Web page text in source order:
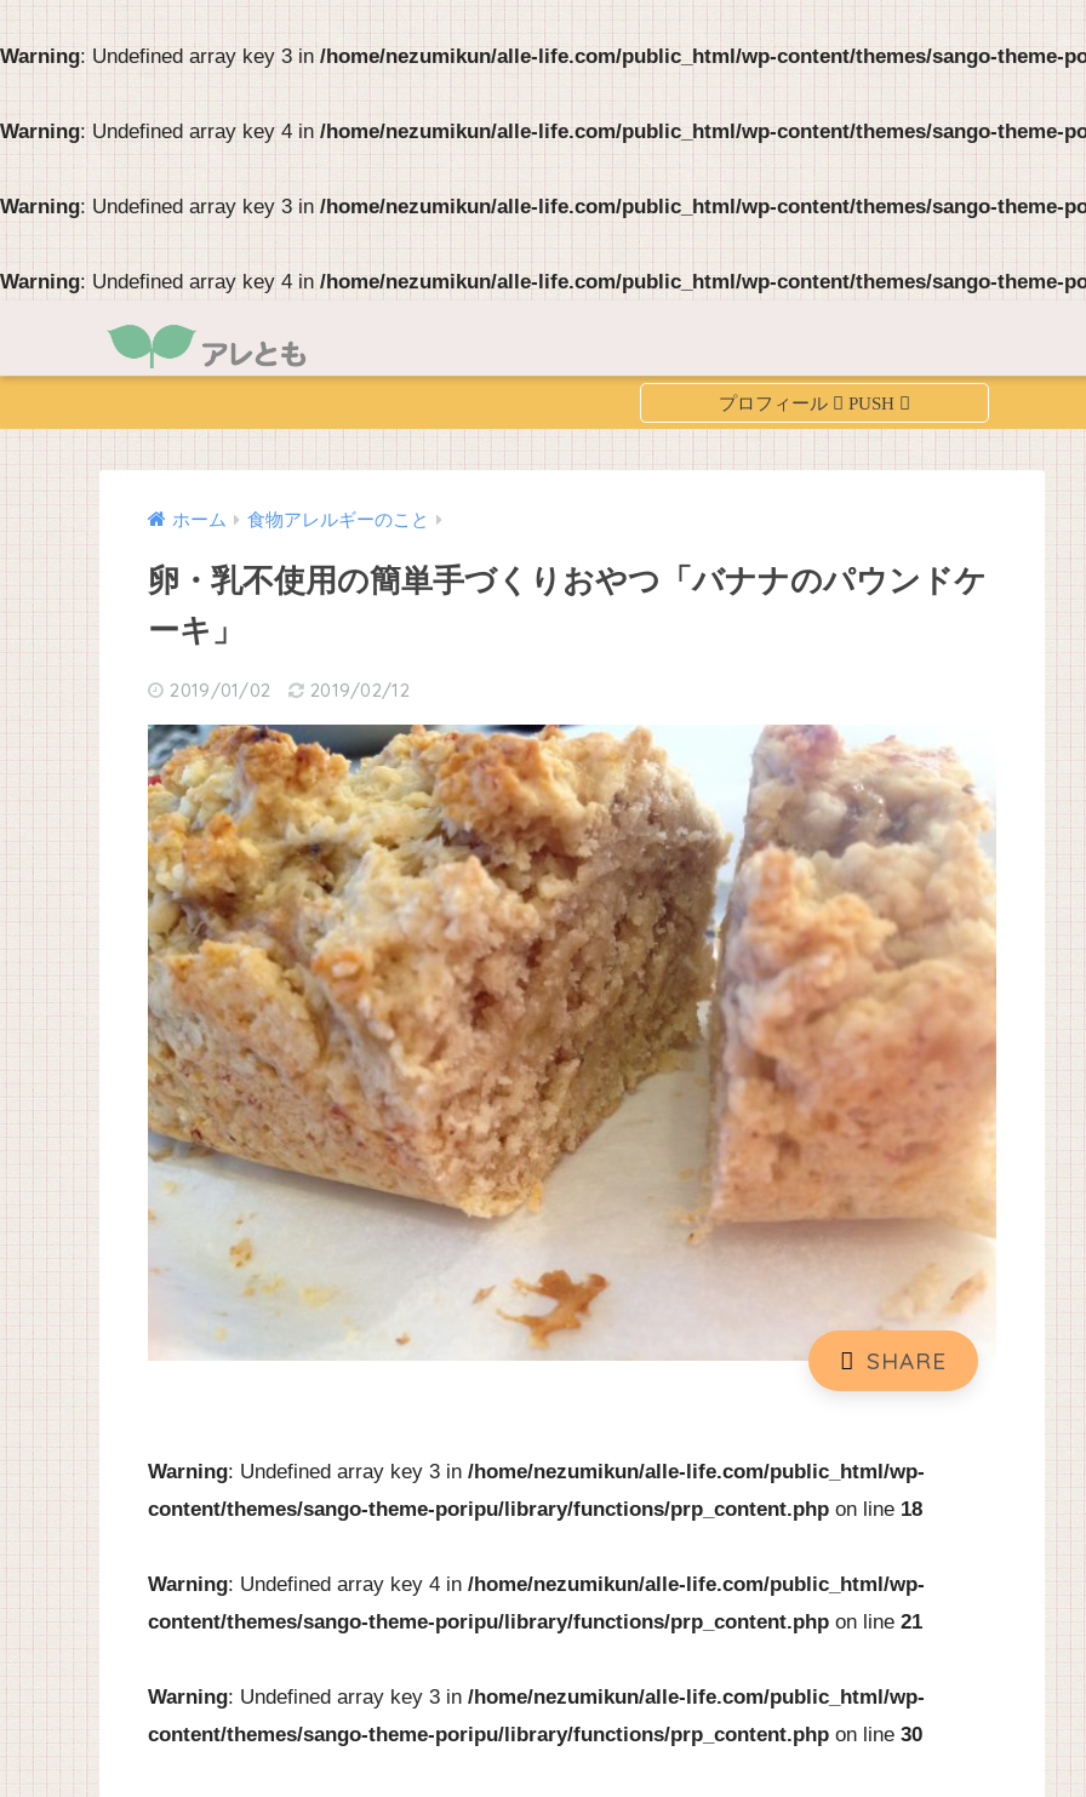
Warning: Undefined array key 3 in /home/nezumikun/alle-life.com/public_html/wp-content/themes/sango-theme-
Warning: Undefined array key 4 in /home/nezumikun/alle-life.com/public_html/wp-content/themes/sango-theme-
Warning: Undefined array key 3 in /home/nezumikun/alle-life.com/public_html/wp-content/themes/sango-theme-
Warning: Undefined array key 4 in /home/nezumikun/alle-life.com/public_html/wp-content/themes/sango-theme-
●
ホーム 食物アレルギーのこと
卵・乳不使用の簡単手づくりおやつ「バナナのパウンドケ
ーキ」
2019/01/02 2019/02/12
Warning: Undefined array key 3 in /home/nezumikun/alle-life.com/public_html/wp-
content/themes/sango-theme-poripu/library/functions/prp_content.php on line 18
Warning: Undefined array key 4 in /home/nezumikun/alle-life.com/public_html/wp-
content/themes/sango-theme-poripu/library/functions/prp_content.php on line 21
Warning: Undefined array key 3 in /home/nezumikun/alle-life.com/public_html/wp-
content/themes/sango-theme-poripu/library/functions/prp_content.php on line 30